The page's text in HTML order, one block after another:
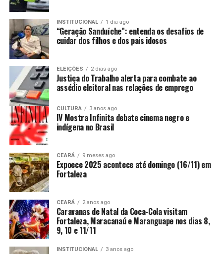
INSTITUCIONAL 1 dia ago
“Geração Sanduíche”: entenda os desafios de
cuidar dos filhos e dos pais idosos
ELEIÇÕES 2 dias ago
Justiça do Trabalho alerta para combate ao
assédio eleitoral nas relações de emprego
CULTURA 3 anos ago
IV Mostra Infinita debate cinema negro e
indígena no Brasil
CEARÁ 9 meses ago
Expoece 2025 acontece até domingo (16/11) em
Fortaleza
CEARÁ 2 anos ago
Caravanas de Natal da Coca-Cola visitam
Fortaleza, Maracanaú e Maranguape nos dias 8,
9, 10 e 11/11
INSTITUCIONAL 3 anos ago